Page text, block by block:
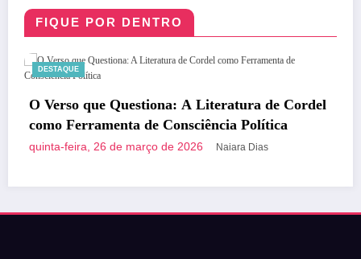
FIQUE POR DENTRO
de Cordel
Brasília Inova com a Primeira Rota
País em Ônibus a Hidrogênio Verde
quinta-feira, 26 de março de 2026